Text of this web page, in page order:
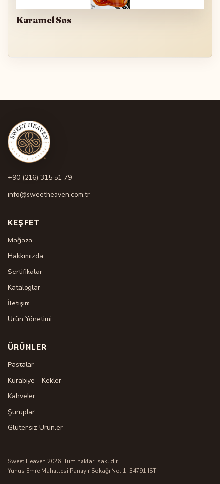
Karamel Sos
+90 (216) 315 51 79
info@sweetheaven.com.tr
KEŞFET
Mağaza
Hakkımızda
Sertifikalar
Kataloglar
İletişim
Ürün Yönetimi
ÜRÜNLER
Pastalar
Kurabiye - Kekler
Kahveler
Şuruplar
Glutensiz Ürünler
Sweet Heaven 2026. Tüm hakları saklıdır.
Yunus Emre Mahallesi Panayır Sokağı No: 1, 34791 IST